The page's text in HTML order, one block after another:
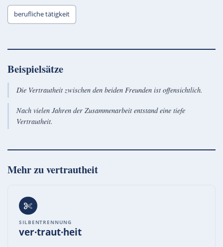
berufliche tätigkeit
Beispielsätze
Die Vertrautheit zwischen den beiden Freunden ist offensichtlich.
Nach vielen Jahren der Zusammenarbeit entstand eine tiefe
Vertrautheit.
Mehr zuvertrautheit
SILBENTRENNUNG
ver·traut·heit